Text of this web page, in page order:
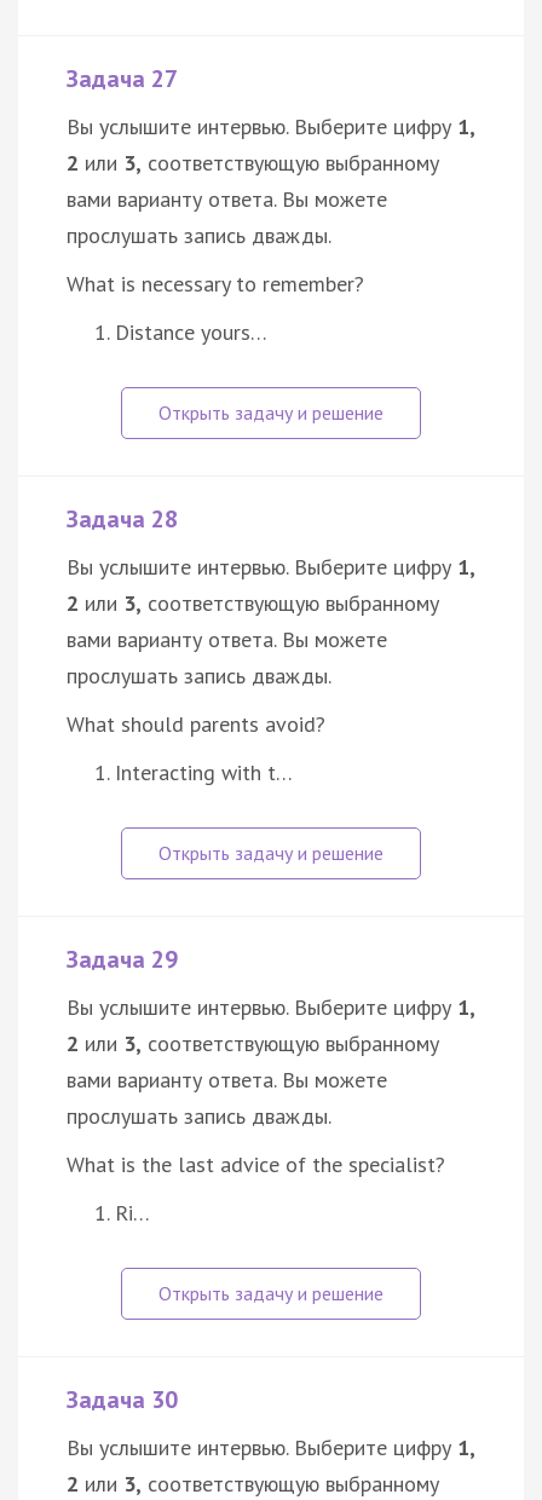
Задача 27
Вы услышите интервью. Выберите цифру 1,
2 или 3, соответствующую выбранному
вами варианту ответа. Вы можете
прослушать запись дважды.
What is necessary to remember?
Distance yours…
Задача 28
Вы услышите интервью. Выберите цифру 1,
2 или 3, соответствующую выбранному
вами варианту ответа. Вы можете
прослушать запись дважды.
What should parents avoid?
Interacting with t…
Задача 29
Вы услышите интервью. Выберите цифру 1,
2 или 3, соответствующую выбранному
вами варианту ответа. Вы можете
прослушать запись дважды.
What is the last advice of the specialist?
Ri…
Задача 30
Вы услышите интервью. Выберите цифру 1,
2 или 3, соответствующую выбранному